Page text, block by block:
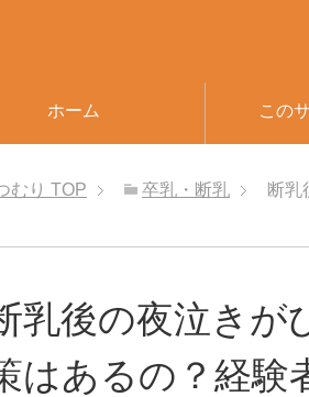
ホーム この
むり TOP 卒乳・断乳 断乳
乳後の夜泣きが
はあるの？経験